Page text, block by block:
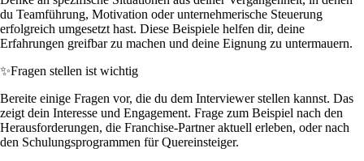
du Teamführung, Motivation oder unternehmerische Steuerung
erfolgreich umgesetzt hast. Diese Beispiele helfen dir, deine
Erfahrungen greifbar zu machen und deine Eignung zu untermauern.
✨Fragen stellen ist wichtig
Bereite einige Fragen vor, die du dem Interviewer stellen kannst. Das
zeigt dein Interesse und Engagement. Frage zum Beispiel nach den
Herausforderungen, die Franchise-Partner aktuell erleben, oder nach
den Schulungsprogrammen für Quereinsteiger.